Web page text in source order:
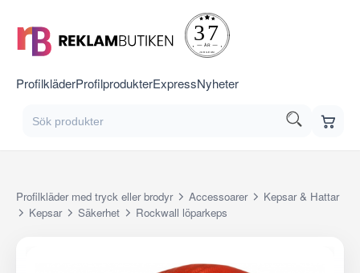
ProfilkläderProfilprodukterExpressNyheter
Profilkläder med tryck eller brodyr Accessoarer
Kepsar & Hattar
Kepsar
Säkerhet Rockwall löparkeps